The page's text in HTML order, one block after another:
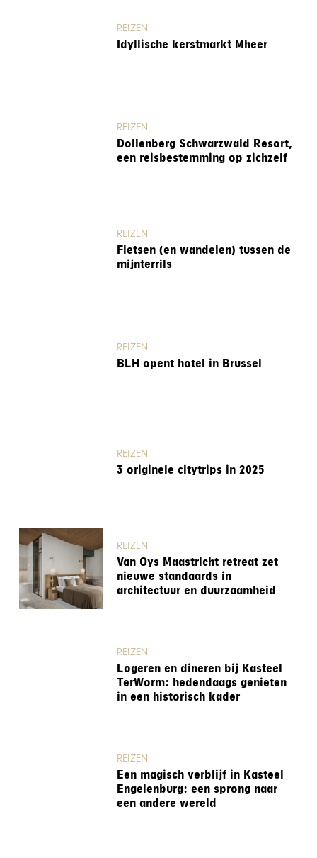
REIZEN
Idyllische kerstmarkt Mheer
REIZEN
Dollenberg Schwarzwald Resort,
een reisbestemming op zichzelf
REIZEN
Fietsen (en wandelen) tussen de
mijnterrils
REIZEN
BLH opent hotel in Brussel
REIZEN
3 originele citytrips in 2025
REIZEN
Van Oys Maastricht retreat zet
nieuwe standaards in
architectuur en duurzaamheid
REIZEN
Logeren en dineren bij Kasteel
TerWorm: hedendaags genieten
in een historisch kader
REIZEN
Een magisch verblijf in Kasteel
Engelenburg: een sprong naar
een andere wereld